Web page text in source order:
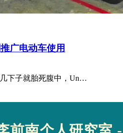
广电动车使用
下子就胎死腹中，Un…